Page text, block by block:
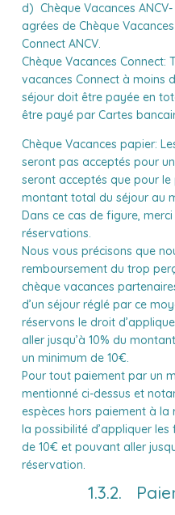
d) Chèque Vacances
agrées de Chèque
Connect ANCV.
Chèque Vacances Connect:
vacances Connect à moins
séjour doit être payée en
être payé par Cartes
Chèque Vacances papier:
seront pas acceptés pour
seront acceptés que pour
montant total du séjour au
Dans ce cas de figure,
réservations.
Nous vous précisons que
remboursement du trop
chèque vacances
d’un séjour réglé par ce
réservons le droit
aller jusqu’à 10% du
un minimum de 10€.
Pour tout paiement par un
mentionné ci-dessus et
espèces hors paiement à la
la possibilité d’appliquer
de 10€ et pouvant aller
réservation.
1.3.2.